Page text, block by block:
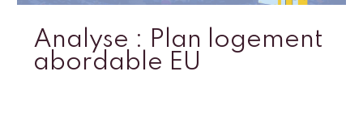
Analyse : Plan logement
abordable EU